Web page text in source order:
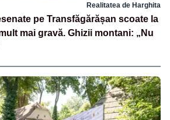
Realitatea de Harghita
pe Transfăgărășan scoate la
mai gravă. Ghizii montani: „Nu